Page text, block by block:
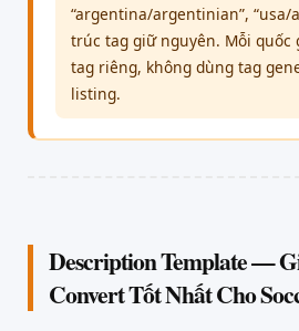
“argentina/argentinian”,
trúc tag giữ nguyên. Mỗi quốc
tag riêng, không dùng tag
listing.
Description Template —
Convert Tốt Nhất Cho